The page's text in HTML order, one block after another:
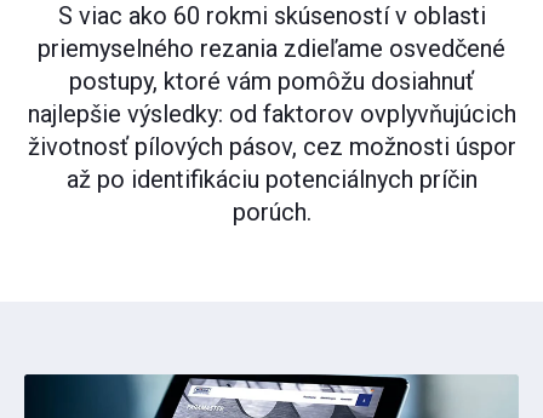
S viac ako 60 rokmi skúseností v oblasti
priemyselného rezania zdieľame osvedčené
postupy, ktoré vám pomôžu dosiahnuť
najlepšie výsledky: od faktorov ovplyvňujúcich
životnosť pílových pásov, cez možnosti úspor
až po identifikáciu potenciálnych príčin
porúch.